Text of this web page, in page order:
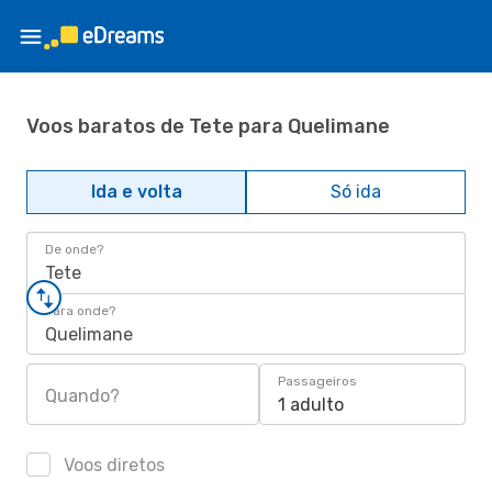
Voos baratos de Tete para Quelimane
Ida e volta Só ida
De onde?
Tete
Para onde?
Quelimane
Quando?
Passageiros
1 adulto
Voos diretos